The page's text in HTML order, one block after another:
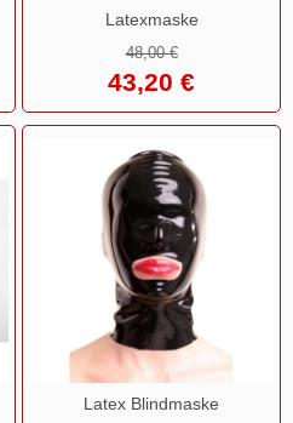
Latexmaske
48,00 €
43,20 €
Latex Blindmaske